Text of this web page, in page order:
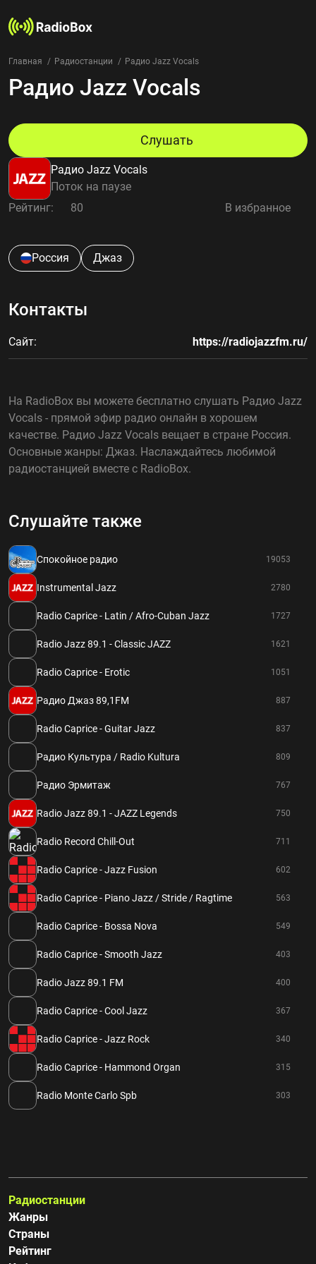
Радиостанции
Жанры
Страны
Избранное
О нас
Добавить радиостанцию
Конфиденциальность
Главная Радиостанции Радио Jazz Vocals
Радио Jazz Vocals
Радио Jazz Vocals
Поток на паузе
Слушать
Рейтинг: 80 В избранное
Россия Джаз
Контакты
Сайт: https://radiojazzfm.ru/
На RadioBox вы можете бесплатно слушать Радио Jazz
Vocals - прямой эфир радио онлайн в хорошем
качестве. Радио Jazz Vocals вещает в стране Россия.
Основные жанры: Джаз. Наслаждайтесь любимой
радиостанцией вместе с RadioBox.
Слушайте также
Спокойное радио 19053
Instrumental Jazz 2780
Radio Caprice - Latin / Afro-Cuban Jazz 1727
Radio Jazz 89.1 - Classic JAZZ 1621
Radio Caprice - Erotic 1051
Радио Джаз 89,1FM 887
Radio Caprice - Guitar Jazz 837
Радио Культура / Radio Kultura 809
Радио Эрмитаж 767
Radio Jazz 89.1 - JAZZ Legends 750
Radio Record Chill-Out 711
Radio Caprice - Jazz Fusion 602
Radio Caprice - Piano Jazz / Stride / Ragtime 563
Radio Caprice - Bossa Nova 549
Radio Caprice - Smooth Jazz 403
Radio Jazz 89.1 FM 400
Radio Caprice - Cool Jazz 367
Radio Caprice - Jazz Rock 340
Radio Caprice - Hammond Organ 315
Radio Monte Carlo Spb 303
Радиостанции
Жанры
Страны
Рейтинг